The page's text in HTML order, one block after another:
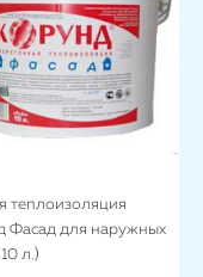
теплоизоляция
Фасад для наружных
л.)